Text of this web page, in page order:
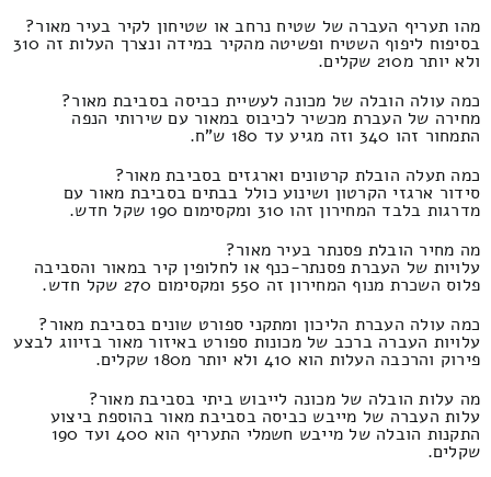
מהו תעריף העברה של שטיח נרחב או שטיחון לקיר בעיר מאור?
בסיפוח ליפוף השטיח ופשיטה מהקיר במידה ונצרך העלות זה 310
ולא יותר מ210 שקלים.
כמה עולה הובלה של מכונה לעשיית כביסה בסביבת מאור?
מחירה של העברת מכשיר לכיבוס במאור עם שירותי הנפה
התמחור זהו 340 וזה מגיע עד 180 ש"ח.
כמה תעלה הובלת קרטונים וארגזים בסביבת מאור?
סידור ארגזי הקרטון ושינוע כולל בבתים בסביבת מאור עם
מדרגות בלבד המחירון זהו 310 ומקסימום 190 שקל חדש.
מה מחיר הובלת פסנתר בעיר מאור?
עלויות של העברת פסנתר-כנף או לחלופין קיר במאור והסביבה
פלוס השכרת מנוף המחירון זה 550 ומקסימום 270 שקל חדש.
כמה עולה העברת הליכון ומתקני ספורט שונים בסביבת מאור?
עלויות העברה ברכב של מכונות ספורט באיזור מאור בזיווג לבצע
פירוק והרכבה העלות הוא 410 ולא יותר מ180 שקלים.
מה עלות הובלה של מכונה לייבוש ביתי בסביבת מאור?
עלות העברה של מייבש כביסה בסביבת מאור בהוספת ביצוע
התקנות הובלה של מייבש חשמלי התעריף הוא 400 ועד 190
שקלים.